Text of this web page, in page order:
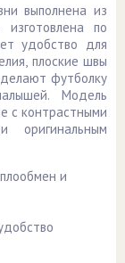
выполнена из
по
удобство для
плоские швы
футболку
Модель
с контрастными
оригинальным
и